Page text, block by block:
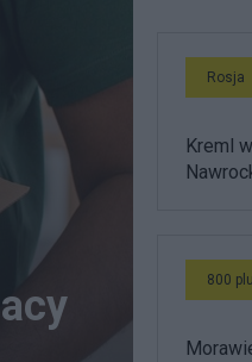
Rosja
Kreml
800